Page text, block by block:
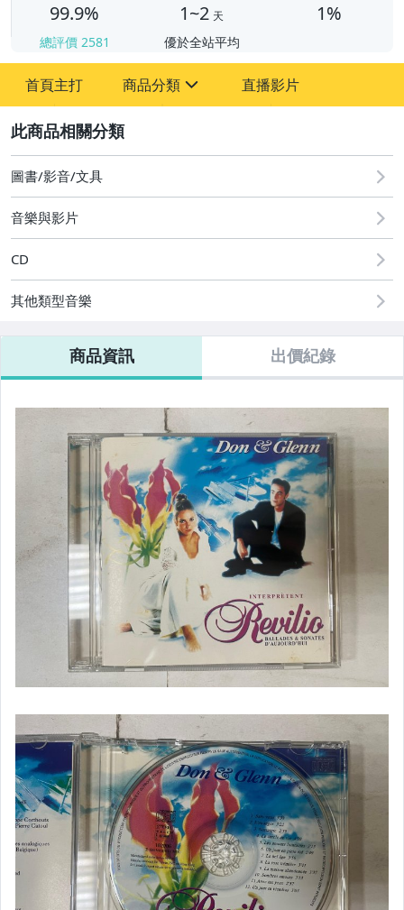
99.9%
總評價 2581
1~2 天
優於全站平均
1%
首頁主打 商品分類
家具
書.畫作品
雕刻.工藝品
玉.石.印材.水晶
陶.瓷器.花瓶.茶壺
地圖.海報
CD.錄音卡帶
黑膠唱片
VCD.DVD
遊戲卡帶.
相機.攝影.週邊
銅板舊冊
書籍
二手家電.樂器
生活雜貨
布袋戲玩偶.公仔
遊戲攻略本
直播影片
圖書/影音/文具
音樂與影片
CD
其他類型音樂
商品資訊 出價紀錄